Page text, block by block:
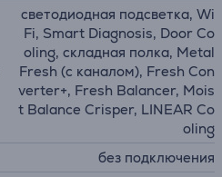
светодиодная подсветка, Wi
Fi, Smart Diagnosis, Door Co
oling, складная полка, Metal
Fresh (с каналом), Fresh Con
verter+, Fresh Balancer, Mois
t Balance Crisper, LINEAR Co
oling
без подключения